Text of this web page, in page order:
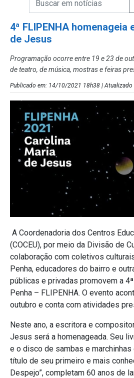
4ª FLIPENHA
de Jesus
Programação ocorre entre 19 e 23 de
de teatro, de música, mostras e feiras
Publicado em: 14/10/2021 18h38 |
A Coordenadoria dos Centros
(COCEU), por meio da Divisão de
colaboração com coletivos
Penha, educadores do bairro e
públicas e privadas promovem a
Penha – FLIPENHA. O evento
outubro e conta com atividades
Neste ano, a escritora e
Jesus será a homenageada. Seu
e o disco de sambas e
título de seu primeiro e mais
Despejo”, completam 60 anos de